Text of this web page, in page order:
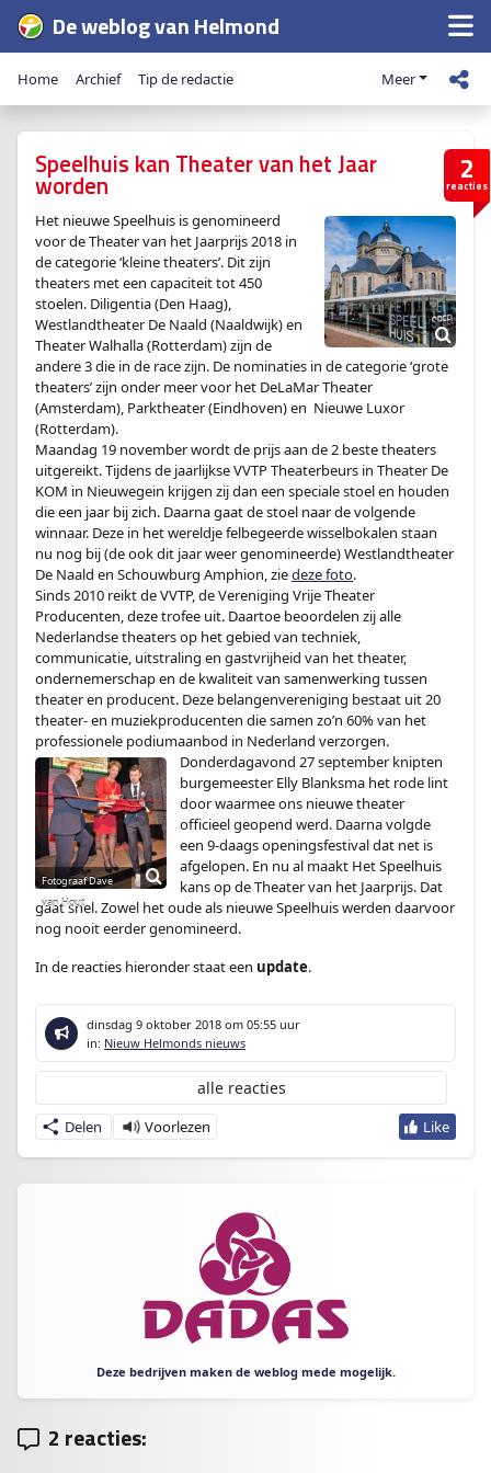
De weblog van Helmond
Home Archief Tip de redactie Meer
2
reacties
Speelhuis kan Theater van het Jaar
worden
Het nieuwe Speelhuis is genomineerd
voor de Theater van het Jaarprijs 2018 in
de categorie ‘kleine theaters’. Dit zijn
theaters met een capaciteit tot 450
stoelen. Diligentia (Den Haag),
Westlandtheater De Naald (Naaldwijk) en
Theater Walhalla (Rotterdam) zijn de
andere 3 die in de race zijn. De nominaties in de categorie ‘grote
theaters’ zijn onder meer voor het DeLaMar Theater
(Amsterdam), Parktheater (Eindhoven) en Nieuwe Luxor
(Rotterdam).
Maandag 19 november wordt de prijs aan de 2 beste theaters
uitgereikt. Tijdens de jaarlijkse VVTP Theaterbeurs in Theater De
KOM in Nieuwegein krijgen zij dan een speciale stoel en houden
die een jaar bij zich. Daarna gaat de stoel naar de volgende
winnaar. Deze in het wereldje felbegeerde wisselbokalen staan
nu nog bij (de ook dit jaar weer genomineerde) Westlandtheater
De Naald en Schouwburg Amphion, ziedeze foto.
Sinds 2010 reikt de VVTP, de Vereniging Vrije Theater
Producenten, deze trofee uit. Daartoe beoordelen zij alle
Nederlandse theaters op het gebied van techniek,
communicatie, uitstraling en gastvrijheid van het theater,
ondernemerschap en de kwaliteit van samenwerking tussen
theater en producent. Deze belangenvereniging bestaat uit 20
theater- en muziekproducenten die samen zo’n 60% van het
professionele podiumaanbod in Nederland verzorgen.
Donderdagavond 27 september knipten
burgemeester Elly Blanksma het rode lint
door waarmee ons nieuwe theater
officieel geopend werd. Daarna volgde
een 9-daags openingsfestival dat net is
afgelopen. En nu al maakt Het Speelhuis
kans op de Theater van het Jaarprijs. Dat
gaat snel. Zowel het oude als nieuwe Speelhuis werden daarvoor
nog nooit eerder genomineerd.
In de reacties hieronder staat een update.
dinsdag 9 oktober 2018 om 05:55 uur
in: Nieuw Helmonds nieuws
Delen
alle reacties
Deze bedrijven maken de weblog mede mogelijk.
2 reacties: